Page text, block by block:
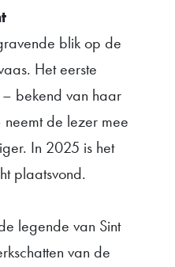
blik op de
Het eerste
bekend van haar
de lezer mee
In 2025 is het
plaatsvond.
legende van Sint
van de